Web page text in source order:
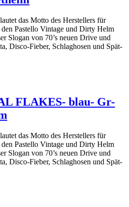
das Motto des Herstellers für
Pastello Vintage und Dirty Helm
Slogan von 70’s neuen Drive und
Disco-Fieber, Schlaghosen und Spät-
FLAKES- blau- Gr-
das Motto des Herstellers für
Pastello Vintage und Dirty Helm
Slogan von 70’s neuen Drive und
Disco-Fieber, Schlaghosen und Spät-